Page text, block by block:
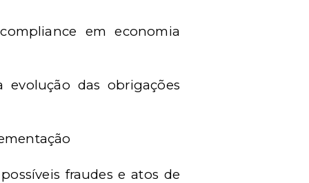
em economia
das obrigações
fraudes e atos de